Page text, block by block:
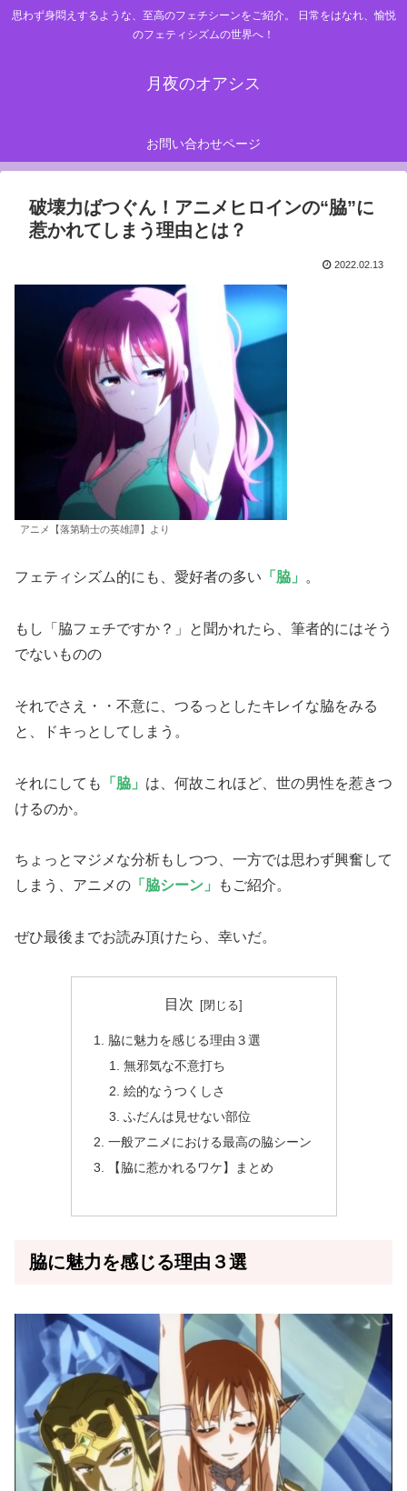
思わず身悶えするような、至高のフェチシーンをご紹介。 日常をはなれ、愉悦
のフェティシズムの世界へ！
月夜のオアシス
お問い合わせページ
破壊力ばつぐん！アニメヒロインの“脇”に
惹かれてしまう理由とは？
2022.02.13
アニメ【落第騎士の英雄譚】より
フェティシズム的にも、愛好者の多い 「脇」 。
もし「脇フェチですか？」と聞かれたら、筆者的にはそう
でないものの
それでさえ・・不意に、つるっとしたキレイな脇をみる
と、ドキっとしてしまう。
それにしても 「脇」 は、何故これほど、世の男性を惹きつ
けるのか。
ちょっとマジメな分析もしつつ、一方では思わず興奮して
しまう、アニメの 「脇シーン」 もご紹介。
ぜひ最後までお読み頂けたら、幸いだ。
目次
脇に魅力を感じる理由３選
無邪気な不意打ち
絵的なうつくしさ
ふだんは見せない部位
一般アニメにおける最高の脇シーン
【脇に惹かれるワケ】まとめ
脇に魅力を感じる理由３選